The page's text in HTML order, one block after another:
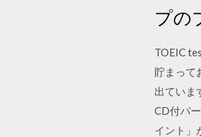
プの
TOEIC
貯まって
出ていま
CD付パ
イント」